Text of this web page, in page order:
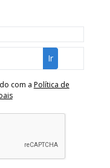
com a Política de